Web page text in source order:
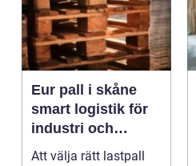
Eur pall i skåne
smart logistik för
industri och
handel
Att välja rätt lastpall